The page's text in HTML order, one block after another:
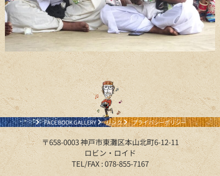
FACE BOOK GALLERY リンク プライバシーポリシー
〒658-0003 神戸市東灘区本山北町6-12-11
ロビン・ロイド
TEL/FAX : 078-855-7167